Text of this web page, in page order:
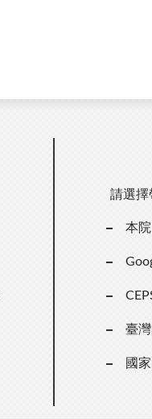
請選擇
本
臺
國